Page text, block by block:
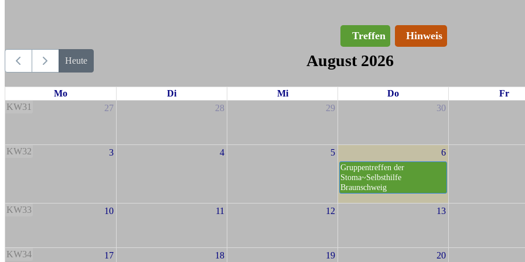
Treffen Hinweis
Heute August 2026
Mo Di Mi Do
Fr
KW31
27 28 29 30
KW32 3 4 5 6
Gruppentreffen der
Stoma~Selbsthilfe
Braunschweig
KW33 10 11 12 13
KW34 17 18 19 20